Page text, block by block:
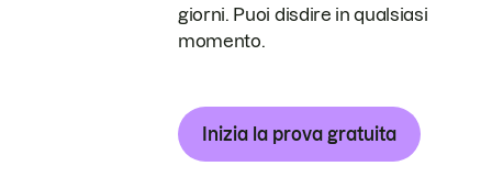
giorni. Puoi disdire in qualsiasi
momento.
Inizia la prova gratuita